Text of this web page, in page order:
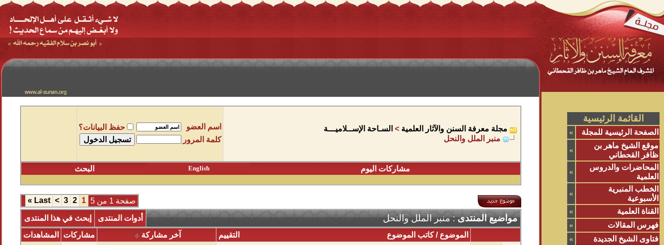
القائمة الرئيسية
الصفحة الرئيسية للمجلة
»
موقع الشيخ ماهر بن
ظافر القحطاني
»
المحاضرات والدروس
العلمية
»
الخطب المنبرية
الأسبوعية
»
القناة العلمية
»
فهرس المقالات
»
فتاوى الشيخ الجديدة
»
مجلة معرفة السنن والآثار العلمية > السـاحة الإســلاميـــة
منبر الملل والنحل
اسم العضو
حفظ البيانات؟
كلمة المرور
مشاركات اليوم English البحث
صفحة 1 من 5 1
2
3
>
Last
»
مواضيع المنتدى: منبر الملل والنحل أدوات المنتدى
إبحث في هذا المنتدى
التقييم
الموضوع /كاتب الموضوع آخر مشاركة مشاركات المشاهدات